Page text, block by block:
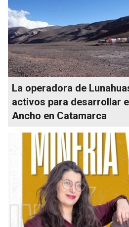
La operadora de
activos para desarrollar
Ancho en Catamarca